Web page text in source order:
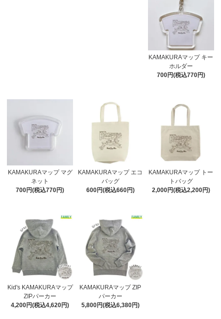
KAMAKURAマップ キー
ホルダー
700円(税込770円)
KAMAKURAマップ マグ
ネット
700円(税込770円)
KAMAKURAマップ エコ
バッグ
600円(税込660円)
KAMAKURAマップ トー
トバッグ
2,000円(税込2,200円)
Kid's KAMAKURAマップ
ZIPパーカー
4,200円(税込4,620円)
KAMAKURAマップ ZIP
パーカー
5,800円(税込6,380円)